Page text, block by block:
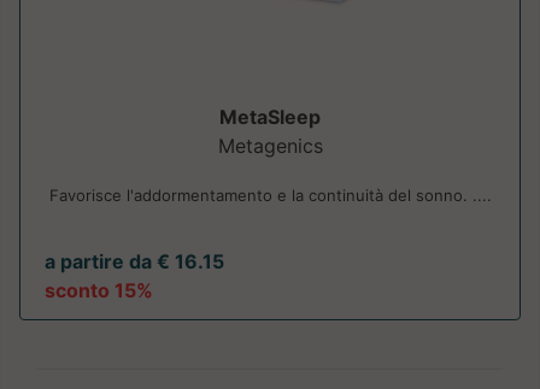
MetaSleep
Metagenics
Favorisce l'addormentamento e la continuità del sonno. ....
a partire da € 16.15
sconto 15%